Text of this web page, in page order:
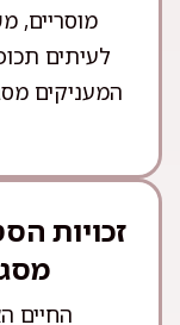
מוסריים,
לעיתים
המעניקים
זכויות
החיים